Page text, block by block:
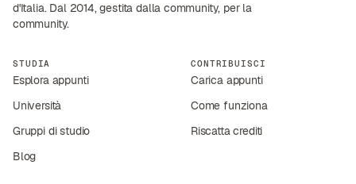
d'Italia. Dal 2014, gestita dalla community, per la
community.
STUDIA
Esplora appunti
Università
Gruppi di studio
Blog
CONTRIBUISCI
Carica appunti
Come funziona
Riscatta crediti